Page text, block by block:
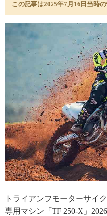
この記事は2025年7月16日当時
トライアンフモーターサイ
専用マシン「TF 250-X」